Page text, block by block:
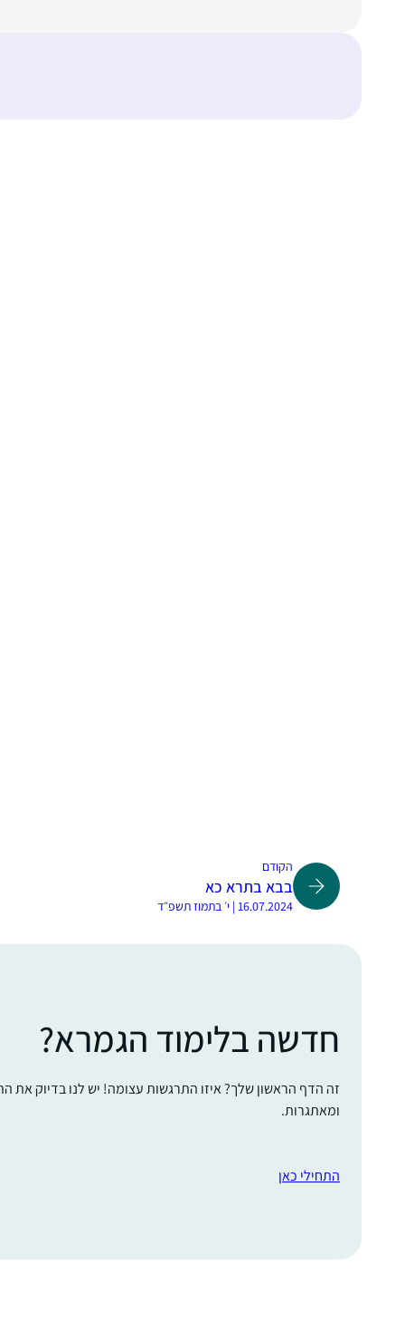
הקודם
בבא בתרא כא
16.07.2024 | י׳ בתמוז תשפ״ד
חדשה בלימוד הגמרא?
זה הדף הראשון שלך? איזו התרגשות עצומה! יש לנו בדיוק את
ומאתגרות.
התחילי כאן